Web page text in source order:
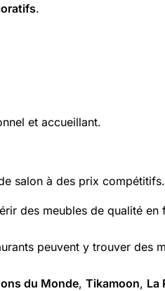
.
et accueillant.
salon à des prix compétitifs.
des meubles de qualité
peuvent y trouver des
du Monde, Tikamoon, La